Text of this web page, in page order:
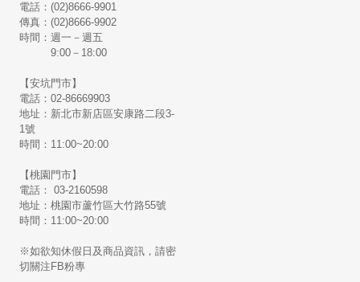
電話：(02)8666-9901
傳真：(02)8666-9902
時間：週一－週五
9:00－18:00
【安坑門市】
電話：02-86669903
地址：新北市新店區安康路二段3-
1號
時間：11:00~20:00
【桃園門市】
電話： 03-2160598
地址：桃園市蘆竹區大竹路55號
時間：11:00~20:00
※如欲知休假日及商品資訊，請密
切關注FB粉專